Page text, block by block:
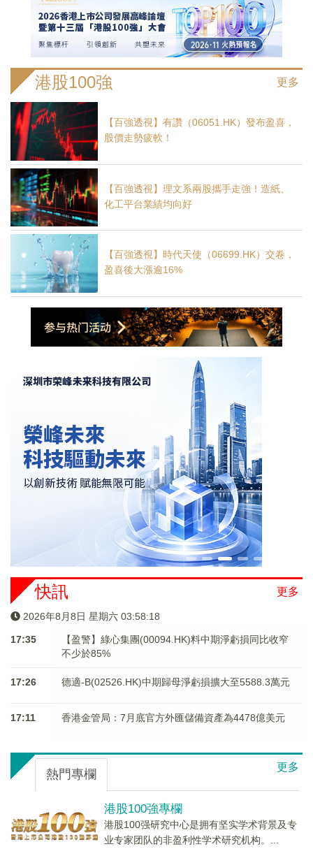
更多
港股100強
【百強透視】有讚（06051.HK）發布盈喜，
股價走勢疲軟！
【百強透視】理文系兩股攜手走強！造紙、
化工平台業績均向好
【百強透視】時代天使（06699.HK）交卷，
盈喜後大漲逾16%
更多
快訊
2026年8月8日 星期六 03:58:18
17:35
【盈警】綠心集團(00094.HK)料中期淨虧損同比收窄
不少於85%
17:26 德適-B(02526.HK)中期歸母淨虧損擴大至5588.3萬元
17:11 香港金管局：7月底官方外匯儲備資產為4478億美元
更多
熱門專欄
港股100強專欄
港股100强研究中心是拥有坚实学术背景及专
业专家团队的非盈利性学术研究机构。...